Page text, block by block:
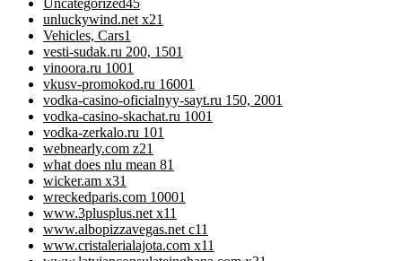
unluckywind.net x21
Vehicles, Cars1
vesti-sudak.ru 200, 1501
vinoora.ru 1001
vkusv-promokod.ru 16001
vodka-casino-oficialnyy-sayt.ru 150, 2001
vodka-casino-skachat.ru 1001
vodka-zerkalo.ru 101
webnearly.com z21
what does nlu mean 81
wicker.am x31
wreckedparis.com 10001
www.3plusplus.net x11
www.albopizzavegas.net c11
www.cristalerialajota.com x11